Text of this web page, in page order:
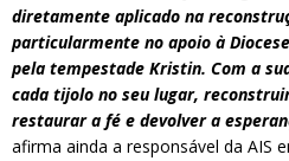
diretamente aplicado na
particularmente no apoio à
pela tempestade Kristin. Com a
cada tijolo no seu lugar,
restaurar a fé e devolver a
afirma ainda a responsável da AIS